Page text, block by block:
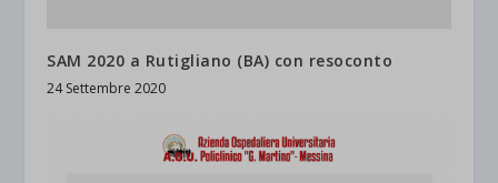
SAM 2020 a Rutigliano (BA) con resoconto
24 Settembre 2020